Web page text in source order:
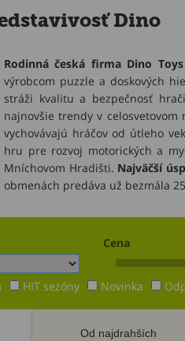
Dino
Rodinná česká firma Dino Toys
výrobcom puzzle a doskových
stráži kvalitu a bezpečnosť
najnovšie trendy v
vychovávajú hráčov od útleho
hru pre rozvoj motorických a
Mníchovom Hradišti. Najväčší
obmenách predáva už bezmála
Cena
HIT sezóny Novinka
Od najdrahších